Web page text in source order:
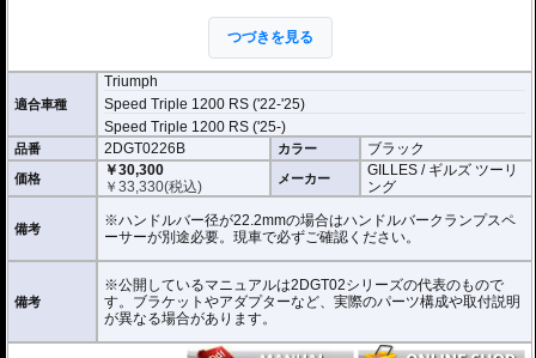
つづきを見る
適合車種
Triumph
Speed Triple 1200 RS ('22-'25)
Speed Triple 1200 RS ('25-)
品番 2DGT0226B カラー ブラック
価格
￥30,300
￥33,330(税込) メーカー
GILLES / ギルズ ツーリ
ング
備考
※ハンドルバー径が22.2mmの場合はハンドルバークランプスペ
ーサーが別途必要。現車で必ずご確認ください。
備考
※公開しているマニュアルは2DGT02シリーズの代表のもので
す。ブラケットやアダプターなど、実際のパーツ構成や取付説明
が異なる場合があります。